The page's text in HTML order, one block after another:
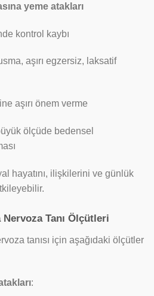
yeme atakları
kontrol kaybı
aşırı egzersiz, laksatif
aşırı önem verme
ölçüde bedensel
hayatını, ilişkilerini ve günlük
Tanı Ölçütleri
tanısı için aşağıdaki ölçütler
: